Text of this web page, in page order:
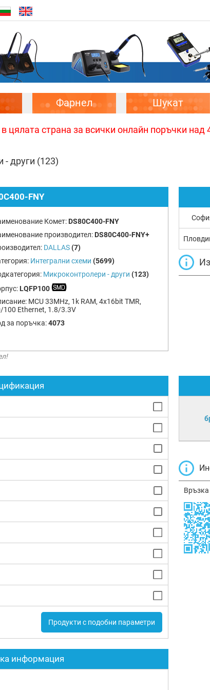
Фарнел Шукат
цялата страна за всички онлайн поръчки
- други (123)
FNY
Комет: DS80C400-FNY
производител: DS80C400-FNY+
DALLAS (7)
Интегрални схеми (5699)
Микроконтролери - други (123)
LQFP100
MCU 33MHz, 1k RAM, 4x16bit TMR,
100 Ethernet, 1.8/3.3V
за поръчка:4073
Продукти с подобни параметри
информация